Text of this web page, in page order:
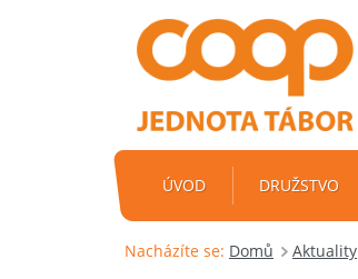
ÚVOD DRUŽSTVO
Nacházíte se: Domů Aktuality